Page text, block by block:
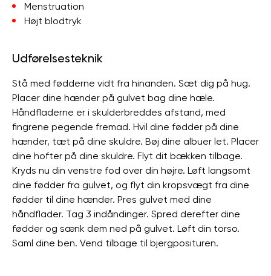
Menstruation
Højt blodtryk
Udførelsesteknik
Stå med fødderne vidt fra hinanden. Sæt dig på hug.
Placer dine hænder på gulvet bag dine hæle.
Håndfladerne er i skulderbreddes afstand, med
fingrene pegende fremad. Hvil dine fødder på dine
hænder, tæt på dine skuldre. Bøj dine albuer let. Placer
dine hofter på dine skuldre. Flyt dit bækken tilbage.
Kryds nu din venstre fod over din højre. Løft langsomt
dine fødder fra gulvet, og flyt din kropsvægt fra dine
fødder til dine hænder. Pres gulvet med dine
håndflader. Tag 3 indåndinger. Spred derefter dine
fødder og sænk dem ned på gulvet. Løft din torso.
Saml dine ben. Vend tilbage til bjergposituren.